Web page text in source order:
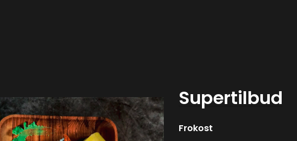
Supertilbud
Frokost